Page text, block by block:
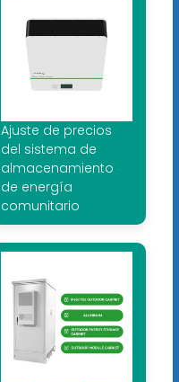
Ajuste de precios
del sistema de
almacenamiento
de energía
comunitario